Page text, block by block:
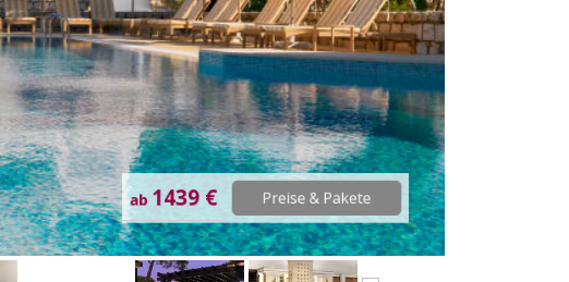
ab 1439 € Preise & Pakete